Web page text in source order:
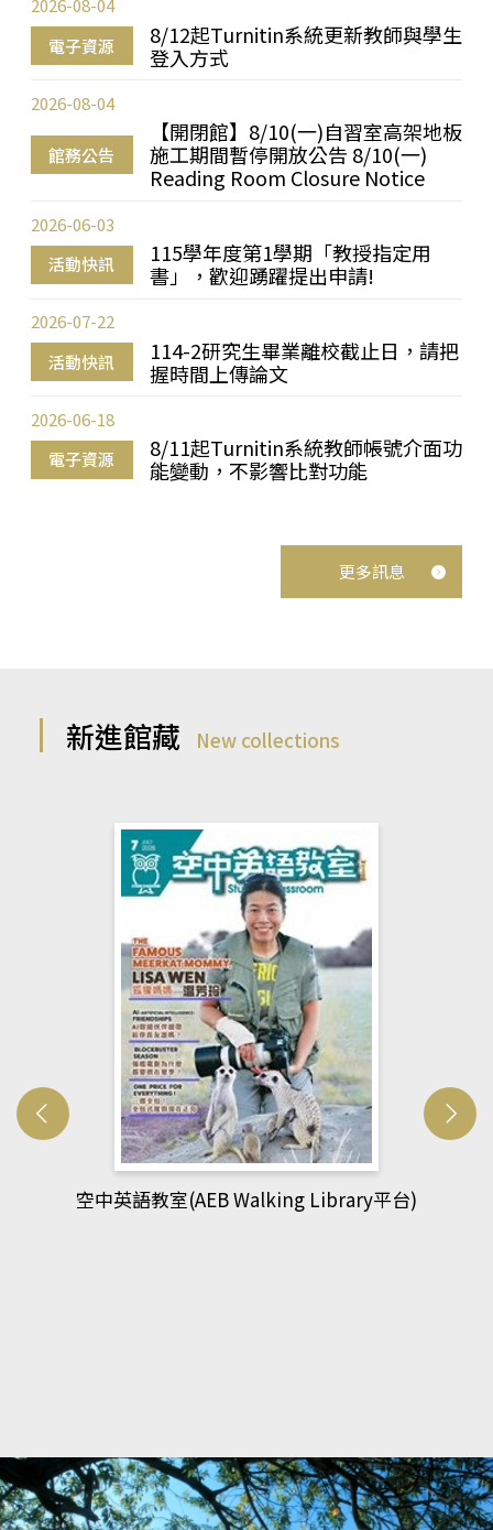
電子資源
8/12起Turnitin系統更新教師與學生
登入方式
2026-08-04
館務公告
【開閉館】8/10(一)自習室高架地板
施工期間暫停開放公告 8/10(一)
Reading Room Closure Notice
2026-08-04
活動快訊
115學年度第1學期「教授指定用
書」，歡迎踴躍提出申請!
2026-06-03
活動快訊
114-2研究生畢業離校截止日，請把
握時間上傳論文
2026-07-22
電子資源
8/11起Turnitin系統教師帳號介面功
能變動，不影響比對功能
2026-06-18
更多訊息
新進館藏 New collections
網管人(kono平台)